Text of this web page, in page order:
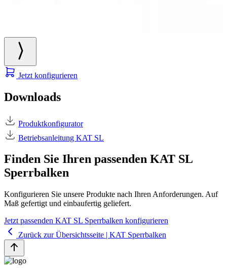
Jetzt konfigurieren
Downloads
Produktkonfigurator
Betriebsanleitung KAT SL
Finden Sie Ihren passenden KAT SL
Sperrbalken
Konfigurieren Sie unsere Produkte nach Ihren Anforderungen. Auf
Maß gefertigt und einbaufertig geliefert.
Jetzt passenden KAT SL Sperrbalken konfigurieren
Zurück zur Übersichtsseite | KAT Sperrbalken